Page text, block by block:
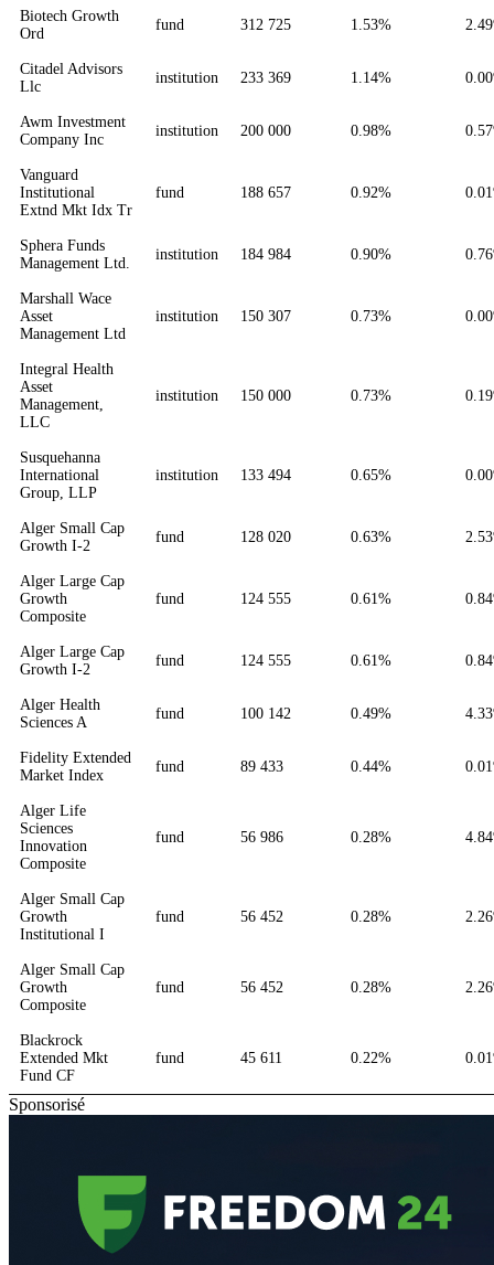
Biotech Growth
Ord
fund 312 725 1.53%
Citadel Advisors
Llc
institution 233 369 1.14%
Awm Investment
Company Inc
institution 200 000 0.98%
Vanguard
Institutional
Extnd Mkt Idx Tr
fund 188 657 0.92%
Sphera Funds
Management Ltd.
institution 184 984 0.90%
Marshall Wace
Asset
Management Ltd
institution 150 307 0.73%
Integral Health
Asset
Management,
LLC
institution 150 000 0.73%
Susquehanna
International
Group, LLP
institution 133 494 0.65%
Alger Small Cap
Growth I-2
fund 128 020 0.63%
Alger Large Cap
Growth
Composite
fund 124 555 0.61%
Alger Large Cap
Growth I-2
fund 124 555 0.61%
Alger Health
Sciences A
fund 100 142 0.49%
Fidelity Extended
Market Index
fund 89 433 0.44%
Alger Life
Sciences
Innovation
Composite
fund 56 986 0.28%
Alger Small Cap
Growth
Institutional I
fund 56 452 0.28%
Alger Small Cap
Growth
Composite
fund 56 452 0.28%
Blackrock
Extended Mkt
Fund CF
fund 45 611 0.22%
Sponsorisé